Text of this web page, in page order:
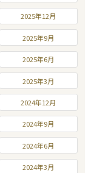
2025年12月
2025年9月
2025年6月
2025年3月
2024年12月
2024年9月
2024年6月
2024年3月